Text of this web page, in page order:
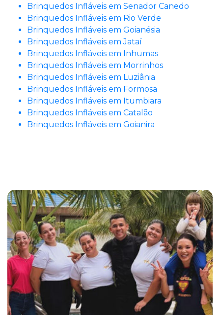
Brinquedos Infláveis em Senador Canedo
Brinquedos Infláveis em Rio Verde
Brinquedos Infláveis em Goianésia
Brinquedos Infláveis em Jataí
Brinquedos Infláveis em Inhumas
Brinquedos Infláveis em Morrinhos
Brinquedos Infláveis em Luziânia
Brinquedos Infláveis em Formosa
Brinquedos Infláveis em Itumbiara
Brinquedos Infláveis em Catalão
Brinquedos Infláveis em Goianira